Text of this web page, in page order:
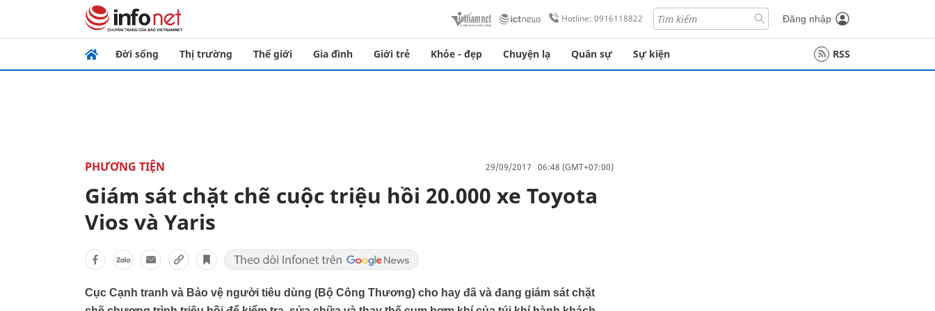
Hotline: 0916118822 Đăng nhập
Đời sống Thị trường Thế giới Gia đình Giới trẻ Khỏe - đẹp Chuyện lạ Quân sự Sự kiện RSS
PHƯƠNG TIỆN 29/09/2017 06:48 (GMT+07:00)
Giám sát chặt chẽ cuộc triệu hồi 20.000 xe Toyota
Vios và Yaris
Cục Cạnh tranh và Bảo vệ người tiêu dùng (Bộ Công Thương) cho hay đã và đang giám sát chặt